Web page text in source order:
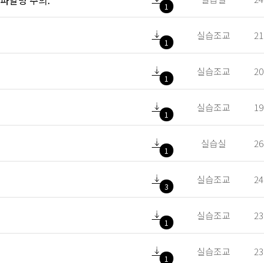
1
1
실습조교
1
실습조교
1
실습조교
1
실습실
3
실습조교
1
실습조교
1
실습조교